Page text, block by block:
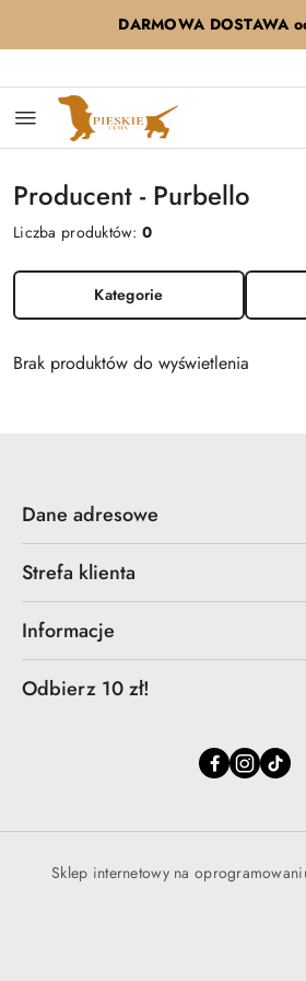
Przejdź do treści głównej
Przejdź do wyszukiwarki
Przejdź do moje konto
Przejdź do menu głównego
Przejdź do stopkiDARMOWA DOSTAWA
Producent - Purbello
Liczba produktów:0
Kategorie
Brak produktów do wyświetlenia
Dane adresowe
Strefa klienta
Informacje
Odbierz 10 zł!
Sklep internetowy na